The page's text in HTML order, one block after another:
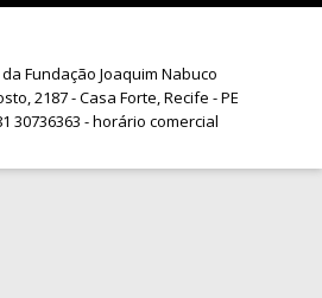
Fundação Joaquim Nabuco
2187 - Casa Forte, Recife - PE
30736363 - horário comercial